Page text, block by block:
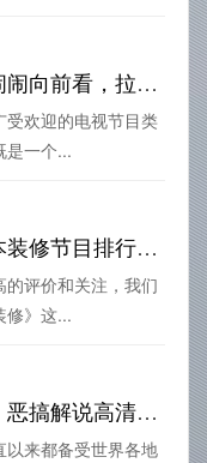
日本综艺热热闹闹向前看，拉链下滑或给行业带来更多挑战
欢迎的电视节目类
是一个...
整理了一份日本装修节目排行榜，看看都有哪些？
评价和关注，我们
修》这...
日本综艺节目：恶搞解说高清版，别样视觉体验
以来都备受世界各地